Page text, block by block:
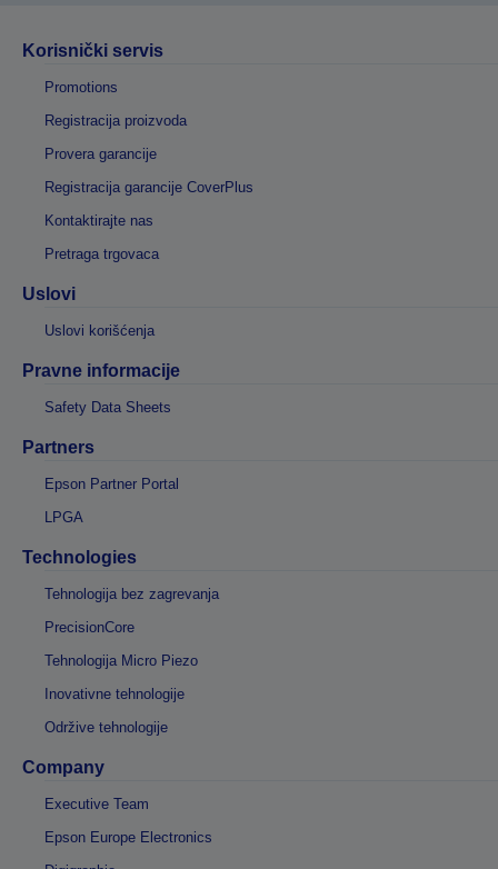
Korisnički servis
Promotions
Registracija proizvoda
Provera garancije
Registracija garancije CoverPlus
Kontaktirajte nas
Pretraga trgovaca
Uslovi
Uslovi korišćenja
Pravne informacije
Safety Data Sheets
Partners
Epson Partner Portal
LPGA
Technologies
Tehnologija bez zagrevanja
PrecisionCore
Tehnologija Micro Piezo
Inovativne tehnologije
Održive tehnologije
Company
Executive Team
Epson Europe Electronics